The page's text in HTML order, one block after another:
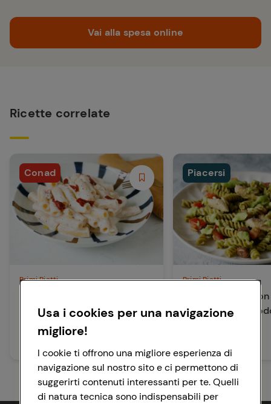
Vai alla spesa online
Ricette correlate
Conad
Primi Piatti
pomodori secchi
Piacersi
Primi Piatti
Fusilli di piselli
sgombro e
Usa i cookies per una navigazione
migliore!
I cookie ti offrono una migliore esperienza di
navigazione sul nostro sito e ci permettono di
suggerirti contenuti interessanti per te. Quelli
di natura tecnica sono indispensabili per